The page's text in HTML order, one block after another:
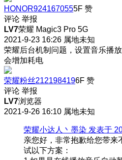
HONOR9241670555F 赞
评论 举报
LV7荣耀 Magic3 Pro 5G
2021-9-23 16:26 属地未知
荣耀后台机制问题，设置音乐播
会增加耗电
荣耀粉丝2121984196F 赞
评论 举报
LV7浏览器
2021-9-26 16:10 属地未知
荣耀小达人丶墨染 发表于
亲您好，非常抱歉给您带来
试以下方案：